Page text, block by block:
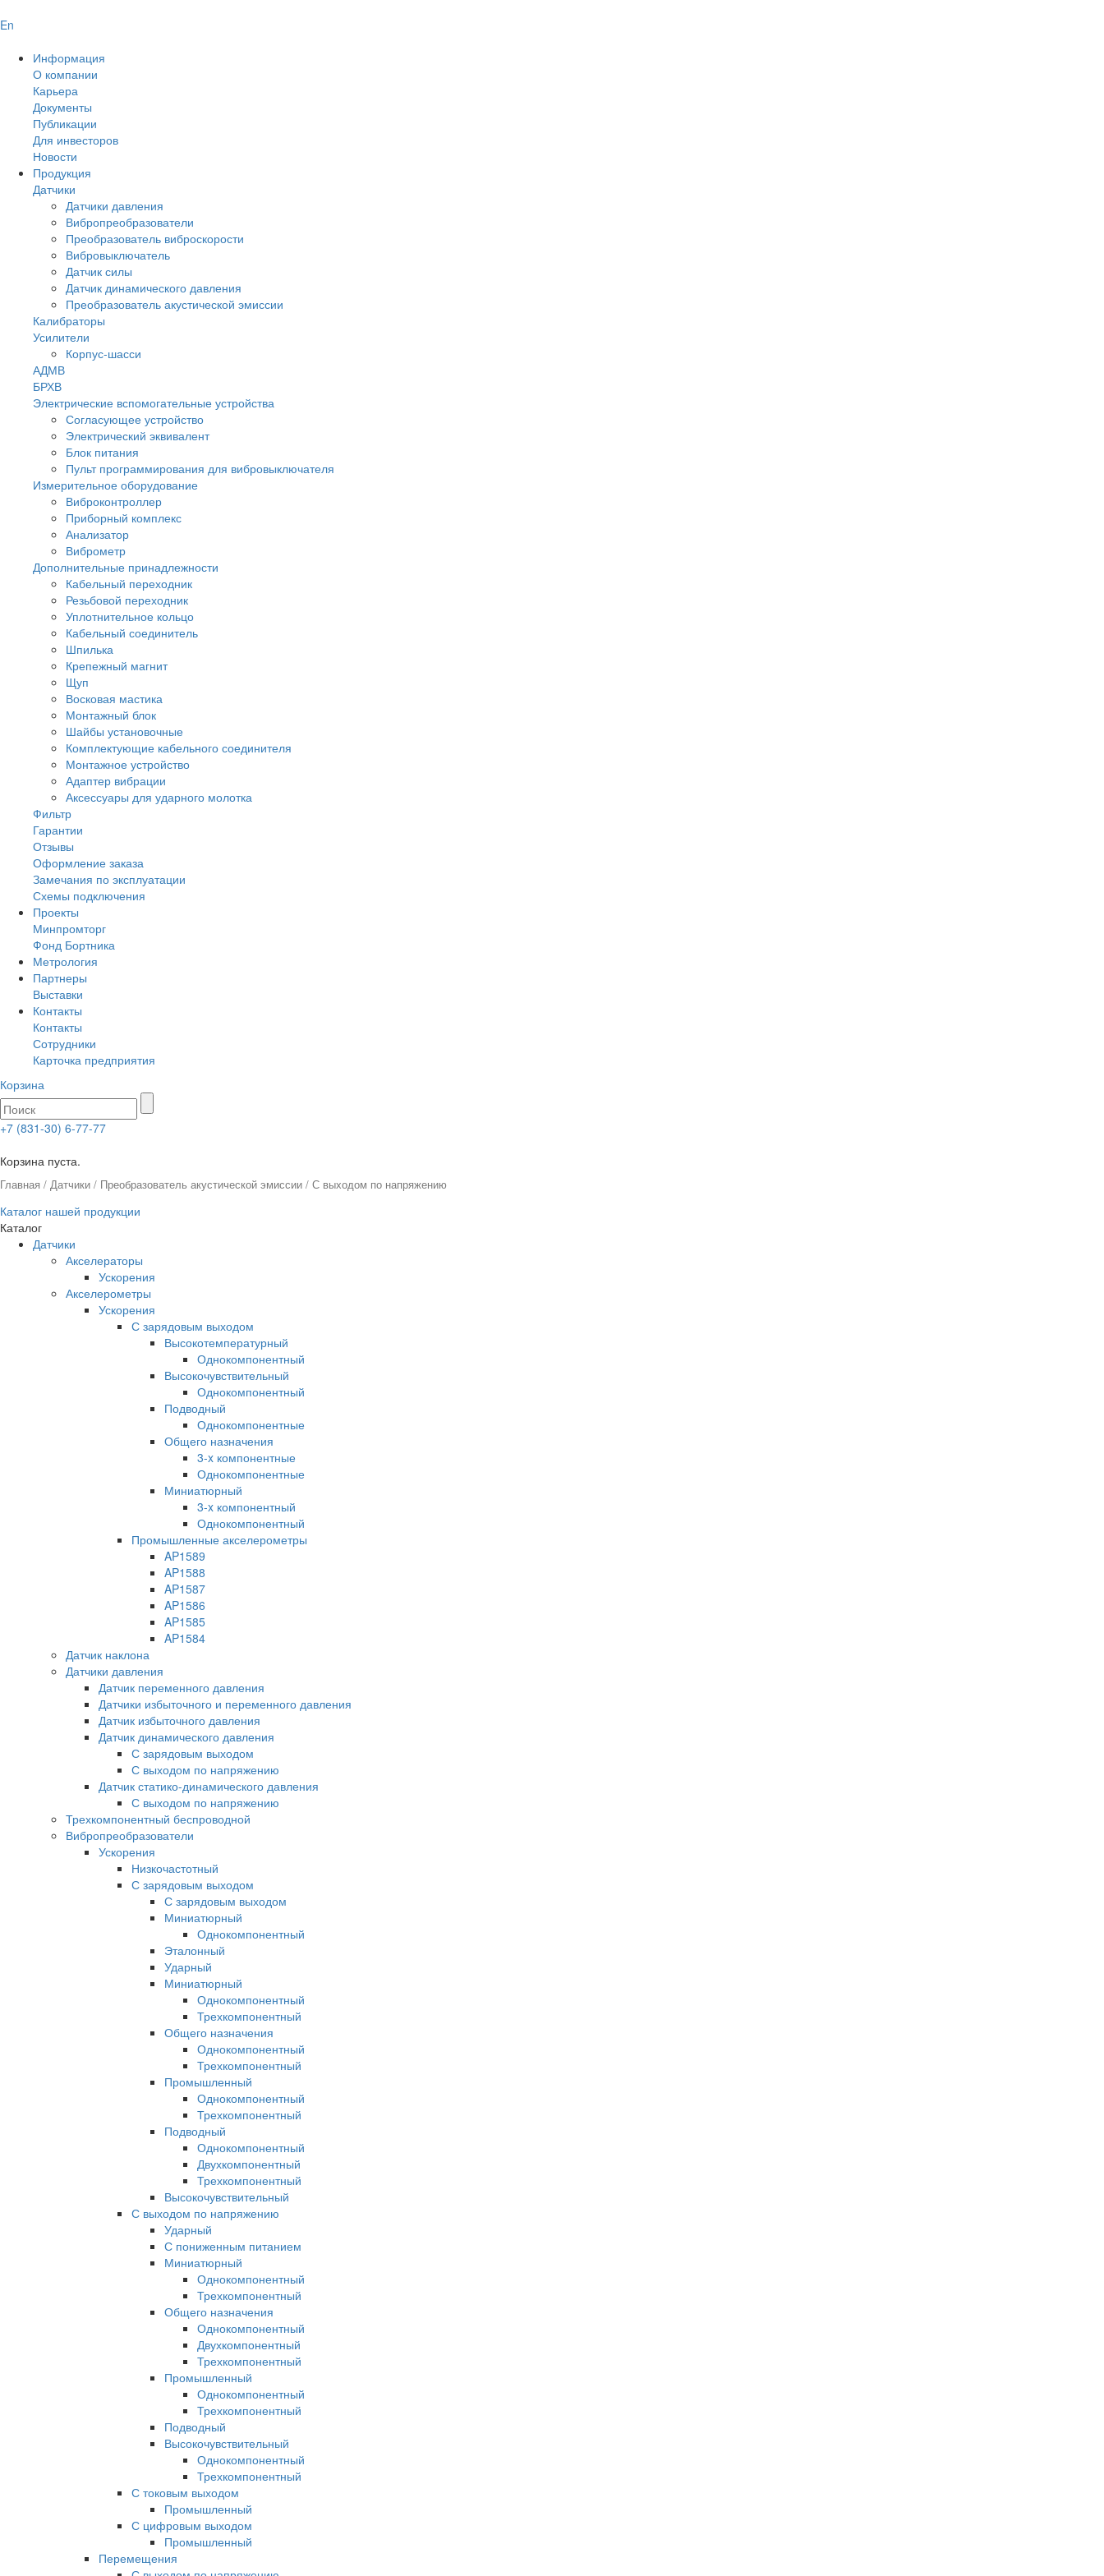
En
Информация
О компании
Карьера
Документы
Публикации
Для инвесторов
Новости
Продукция
Датчики
Датчики давления
Вибропреобразователи
Преобразователь виброскорости
Вибровыключатель
Датчик силы
Датчик динамического давления
Преобразователь акустической эмиссии
Калибраторы
Усилители
Корпус-шасси
АДМВ
БРХВ
Электрические вспомогательные устройства
Согласующее устройство
Электрический эквивалент
Блок питания
Пульт программирования для вибровыключателя
Измерительное оборудование
Виброконтроллер
Приборный комплекс
Анализатор
Виброметр
Дополнительные принадлежности
Кабельный переходник
Резьбовой переходник
Уплотнительное кольцо
Кабельный соединитель
Шпилька
Крепежный магнит
Щуп
Восковая мастика
Монтажный блок
Шайбы установочные
Комплектующие кабельного соединителя
Монтажное устройство
Адаптер вибрации
Аксессуары для ударного молотка
Фильтр
Гарантии
Отзывы
Оформление заказа
Замечания по эксплуатации
Схемы подключения
Проекты
Минпромторг
Фонд Бортника
Метрология
Партнеры
Выставки
Контакты
Контакты
Сотрудники
Карточка предприятия
Корзина
+7 (831-30) 6-77-77
Корзина пуста.
Главная / Датчики / Преобразователь акустической эмиссии / С выходом по напряжению
Каталог нашей продукции
Каталог
Датчики
Акселераторы
Ускорения
Акселерометры
Ускорения
С зарядовым выходом
Высокотемпературный
Однокомпонентный
Высокочувствительный
Однокомпонентный
Подводный
Однокомпонентные
Общего назначения
3-x компонентные
Однокомпонентные
Миниатюрный
3-x компонентный
Однокомпонентный
Промышленные акселерометры
AP1589
AP1588
AP1587
AP1586
AP1585
AP1584
Датчик наклона
Датчики давления
Датчик переменного давления
Датчики избыточного и переменного давления
Датчик избыточного давления
Датчик динамического давления
С зарядовым выходом
С выходом по напряжению
Датчик статико-динамического давления
С выходом по напряжению
Трехкомпонентный беспроводной
Вибропреобразователи
Ускорения
Низкочастотный
С зарядовым выходом
С зарядовым выходом
Миниатюрный
Однокомпонентный
Эталонный
Ударный
Миниатюрный
Однокомпонентный
Трехкомпонентный
Общего назначения
Однокомпонентный
Трехкомпонентный
Промышленный
Однокомпонентный
Трехкомпонентный
Подводный
Однокомпонентный
Двухкомпонентный
Трехкомпонентный
Высокочувствительный
С выходом по напряжению
Ударный
С пониженным питанием
Миниатюрный
Однокомпонентный
Трехкомпонентный
Общего назначения
Однокомпонентный
Двухкомпонентный
Трехкомпонентный
Промышленный
Однокомпонентный
Трехкомпонентный
Подводный
Высокочувствительный
Однокомпонентный
Трехкомпонентный
С токовым выходом
Промышленный
С цифровым выходом
Промышленный
Перемещения